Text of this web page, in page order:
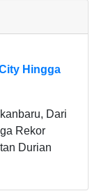
Hingga
Dari
Rekor
Durian